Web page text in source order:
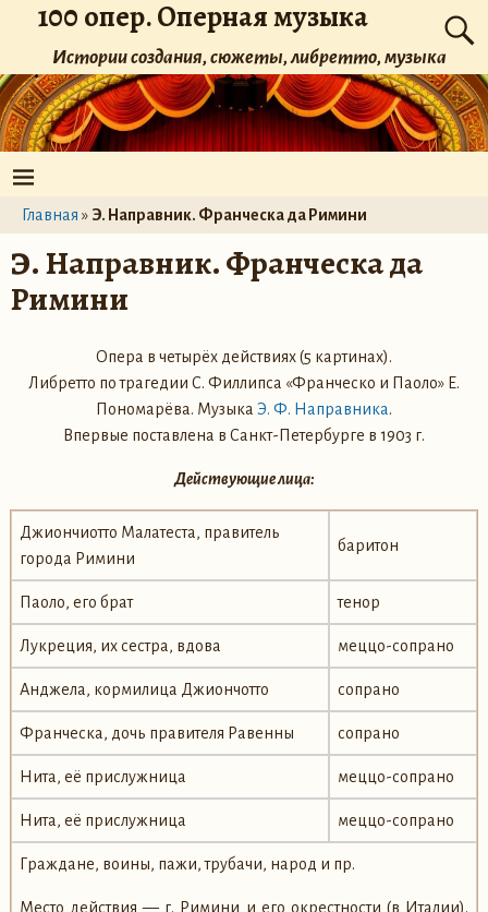
100 опер. Оперная музыка
Истории создания, сюжеты, либретто, музыка
Главная » Э. Направник. Франческа да Римини
Э. Направник. Франческа да
Римини
Опера в четырёх действиях (5 картинах).
Либретто по трагедии С. Филлипса «Франческо и Паоло» Е.
Пономарёва. Музыка Э. Ф. Направника.
Впервые поставлена в Санкт-Петербурге в 1903 г.
Действующие лица:
Джиончиотто Малатеста, правитель
города Римини
баритон
Паоло, его брат тенор
Лукреция, их сестра, вдова меццо-сопрано
Анджела, кормилица Джиончотто сопрано
Франческа, дочь правителя Равенны сопрано
Нита, её прислужница меццо-сопрано
Нита, её прислужница меццо-сопрано
Граждане, воины, пажи, трубачи, народ и пр.
Место действия — г. Римини и его окрестности (в Италии).